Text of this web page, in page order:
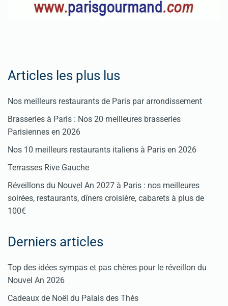
Articles les plus lus
Nos meilleurs restaurants de Paris par arrondissement
Brasseries à Paris : Nos 20 meilleures brasseries
Parisiennes en 2026
Nos 10 meilleurs restaurants italiens à Paris en 2026
Terrasses Rive Gauche
Réveillons du Nouvel An 2027 à Paris : nos meilleures
soirées, restaurants, dîners croisière, cabarets à plus de
100€
Derniers articles
Top des idées sympas et pas chères pour le réveillon du
Nouvel An 2026
Cadeaux de Noël du Palais des Thés